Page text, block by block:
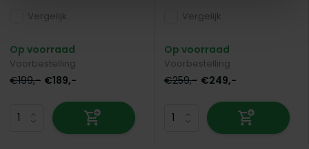
Vergelijk
Op voorraad
Voorbestelling
€199,- €189,-
Vergelijk
Op voorraad
Voorbestelling
€259,- €249,-